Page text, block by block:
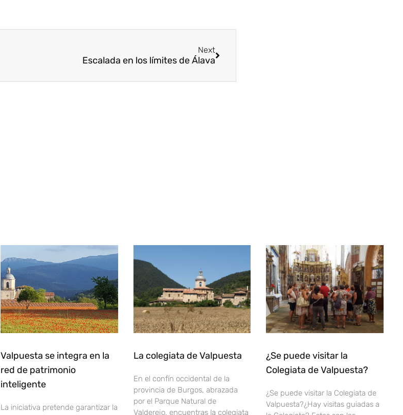
Next
Escalada en los límites de Álava
Valpuesta se integra en la
red de patrimonio
inteligente
La iniciativa pretende garantizar la
La colegiata de Valpuesta
En el confín occidental de la
provincia de Burgos, abrazada
por el Parque Natural de
Valderejo, encuentras la colegiata
¿Se puede visitar la
Colegiata de Valpuesta?
¿Se puede visitar la Colegiata de
Valpuesta?¿Hay visitas guiadas a